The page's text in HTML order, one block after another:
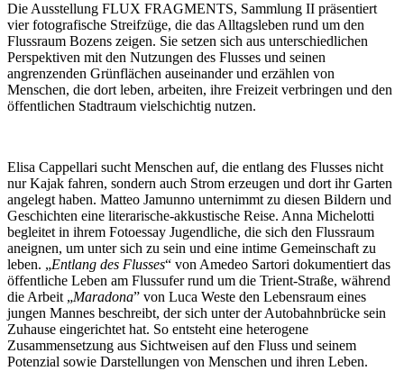
Die Ausstellung FLUX FRAGMENTS, Sammlung II präsentiert
vier fotografische Streifzüge, die das Alltagsleben rund um den
Flussraum Bozens zeigen. Sie setzen sich aus unterschiedlichen
Perspektiven mit den Nutzungen des Flusses und seinen
angrenzenden Grünflächen auseinander und erzählen von
Menschen, die dort leben, arbeiten, ihre Freizeit verbringen und den
öffentlichen Stadtraum vielschichtig nutzen.
Elisa Cappellari sucht Menschen auf, die entlang des Flusses nicht
nur Kajak fahren, sondern auch Strom erzeugen und dort ihr Garten
angelegt haben. Matteo Jamunno unternimmt zu diesen Bildern und
Geschichten eine literarische-akkustische Reise. Anna Michelotti
begleitet in ihrem Fotoessay Jugendliche, die sich den Flussraum
aneignen, um unter sich zu sein und eine intime Gemeinschaft zu
leben. „Entlang des Flusses“ von Amedeo Sartori dokumentiert das
öffentliche Leben am Flussufer rund um die Trient-Straße, während
die Arbeit „Maradona” von Luca Weste den Lebensraum eines
jungen Mannes beschreibt, der sich unter der Autobahnbrücke sein
Zuhause eingerichtet hat. So entsteht eine heterogene
Zusammensetzung aus Sichtweisen auf den Fluss und seinem
Potenzial sowie Darstellungen von Menschen und ihren Leben.